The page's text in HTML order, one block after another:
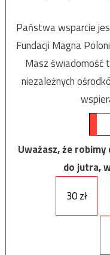
Państwa wsparcie
Fundacji Magna
Masz świadomość
niezależnych
Uważasz, że
do jutra,
30 zł